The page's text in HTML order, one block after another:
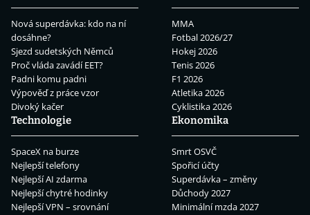
Nová superdávka: kdo na ní
dosáhne?
Sjezd sudetských Němců
Proč vláda zavádí EET?
Padni komu padni
Výpověď z práce vzor
Divoký kačer
MMA
Fotbal 2026/27
Hokej 2026
Tenis 2026
F1 2026
Atletika 2026
Cyklistika 2026
Technologie
SpaceX na burze
Nejlepší telefony
Nejlepší AI zdarma
Nejlepší chytré hodinky
Nejlepší VPN – srovnání
Ekonomika
Smrt OSVČ
Spořicí účty
Superdávka – změny
Důchody 2027
Minimální mzda 2027